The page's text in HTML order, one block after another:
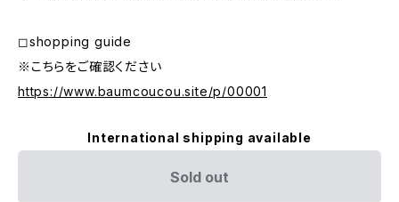
◻︎shopping guide
※こちらをご確認ください
https://www.baumcoucou.site/p/00001
International shipping available
Sold out